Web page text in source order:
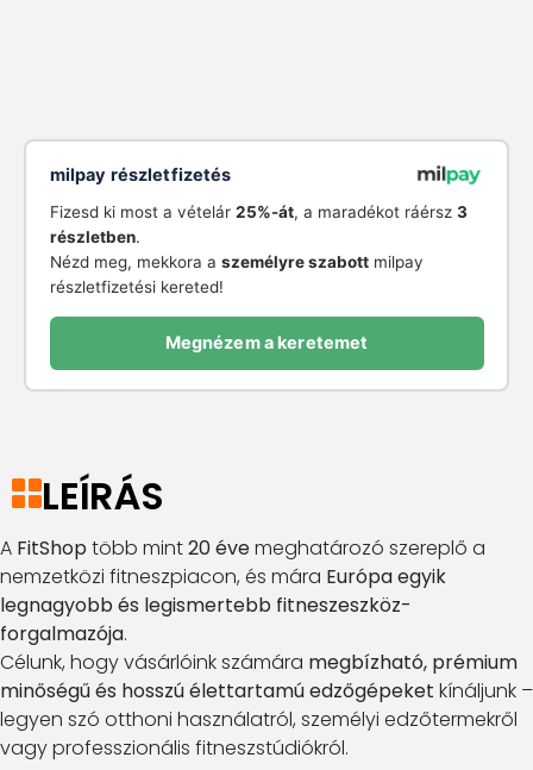
milpay részletfizetés
Fizesd ki most a vételár 25%-át, a maradékot ráérsz 3
részletben.
Nézd meg, mekkora a személyre szabottmilpay
részletfizetési kereted!
Megnézem a keretemet
LEÍRÁS
A FitShop több mint20 évemeghatározó szereplő a
nemzetközi fitneszpiacon, és mára Európa egyik
legnagyobb és legismertebb fitneszeszköz-
forgalmazója.
Célunk, hogy vásárlóink számára megbízható, prémium
minőségű és hosszú élettartamú edzőgépeket kínáljunk –
legyen szó otthoni használatról, személyi edzőtermekről
vagy professzionális fitneszstúdiókról.